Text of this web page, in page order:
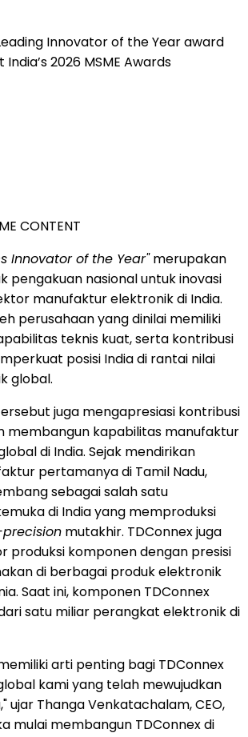
Innovator of the Year award
2026 MSME Awards
CONTENT
Innovator of the Year"merupakan
pengakuan nasional untuk inovasi
manufaktur elektronik di India.
perusahaan yang dinilai memiliki
teknis kuat, serta kontribusi
posisi India di rantai nilai
global.
juga mengapresiasi kontribusi
membangun kapabilitas manufaktur
di India. Sejak mendirikan
pertamanya di Tamil Nadu,
sebagai salah satu
di India yang memproduksi
mutakhir. TDConnex juga
produksi komponen dengan presisi
di berbagai produk elektronik
Saat ini, komponen TDConnex
satu miliar perangkat elektronik di
arti penting bagi TDConnex
kami yang telah mewujudkan
ujar Thanga Venkatachalam, CEO,
mulai membangun TDConnex di